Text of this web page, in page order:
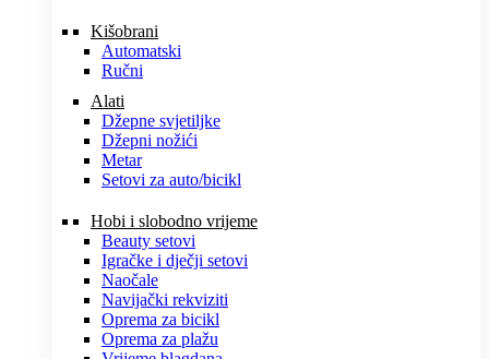
Kišobrani
Automatski
Ručni
Alati
Džepne svjetiljke
Džepni nožići
Metar
Setovi za auto/bicikl
Hobi i slobodno vrijeme
Beauty setovi
Igračke i dječji setovi
Naočale
Navijački rekviziti
Oprema za bicikl
Oprema za plažu